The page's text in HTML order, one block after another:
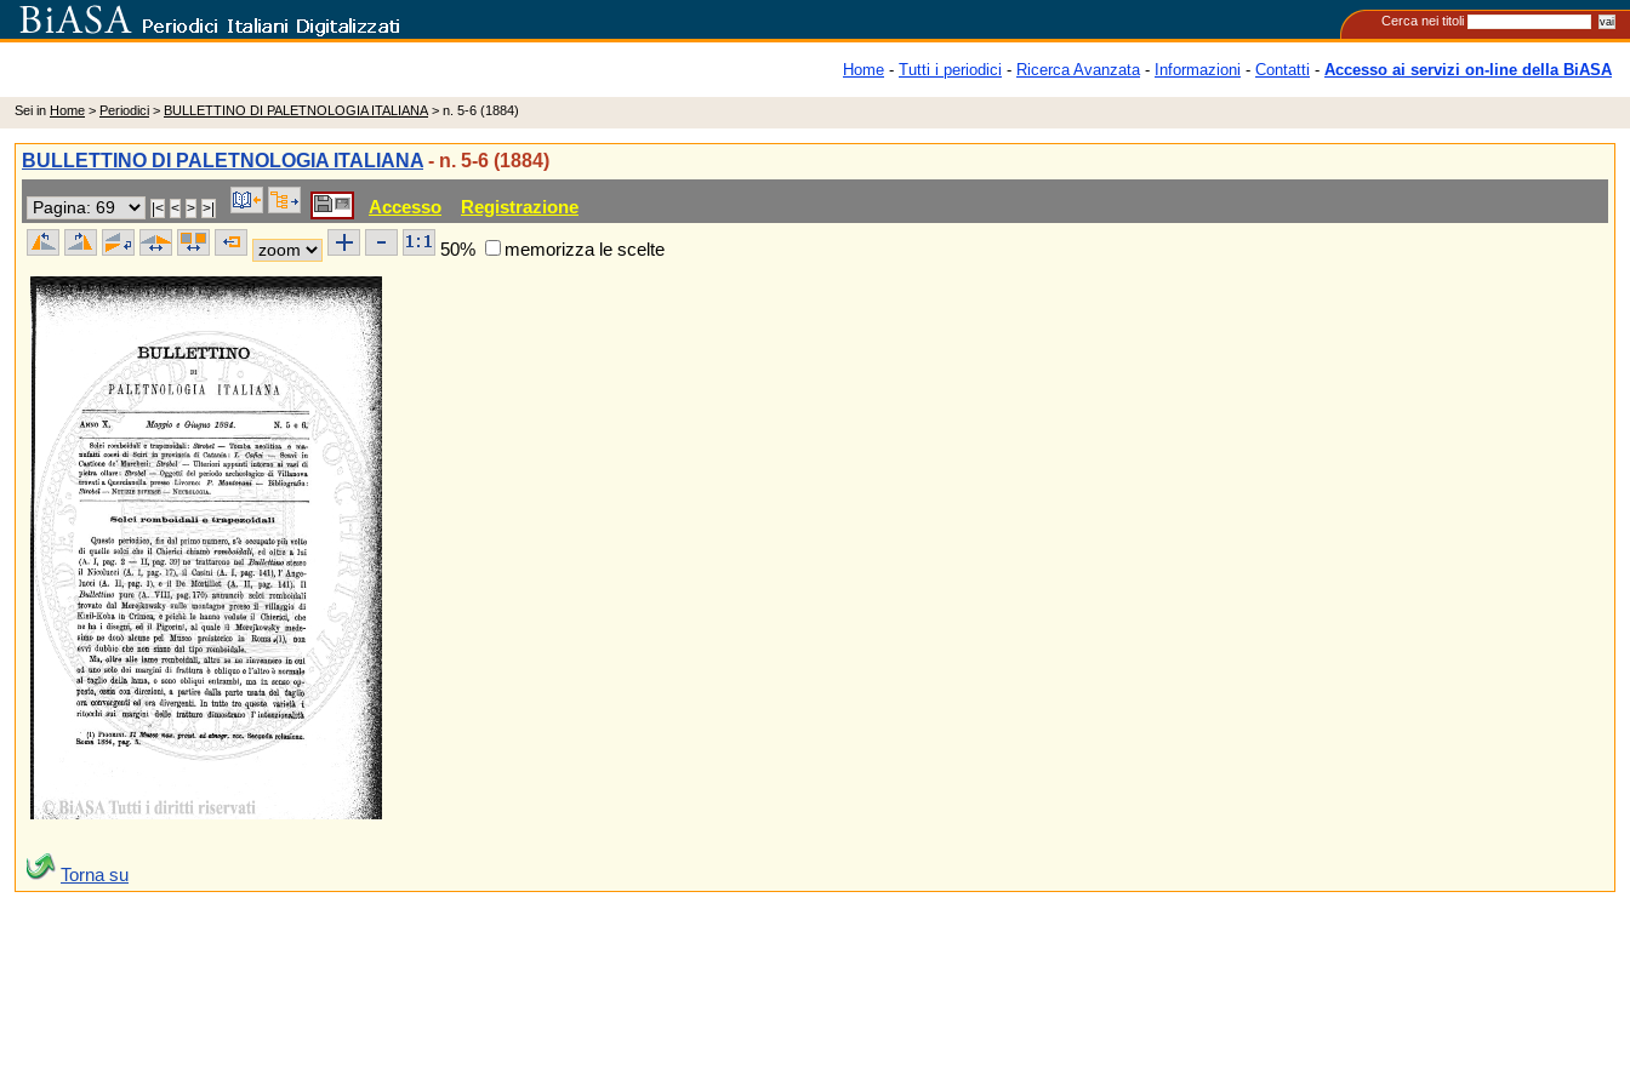
Cerca nei titoli
Home - Tutti i periodici - Ricerca Avanzata- Informazioni - Contatti - Accesso ai servizi on-line della BiASA
Sei in Home > Periodici > BULLETTINO DI PALETNOLOGIA ITALIANA > n. 5-6 (1884)
BULLETTINO DI PALETNOLOGIA ITALIANA - n. 5-6 (1884)
Accesso Registrazione
50% memorizza le scelte
Torna su